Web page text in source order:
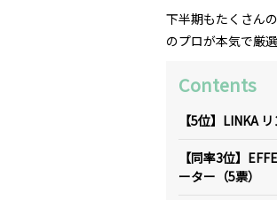
下半期もたくさん
のプロが本気で厳
Contents
【5位】LINKA
【同率3位】
ーター（5票）